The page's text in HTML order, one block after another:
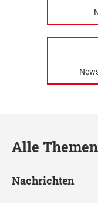
Alle
Nachrichten